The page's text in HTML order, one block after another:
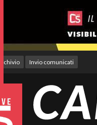
Archivio Invio comunicati